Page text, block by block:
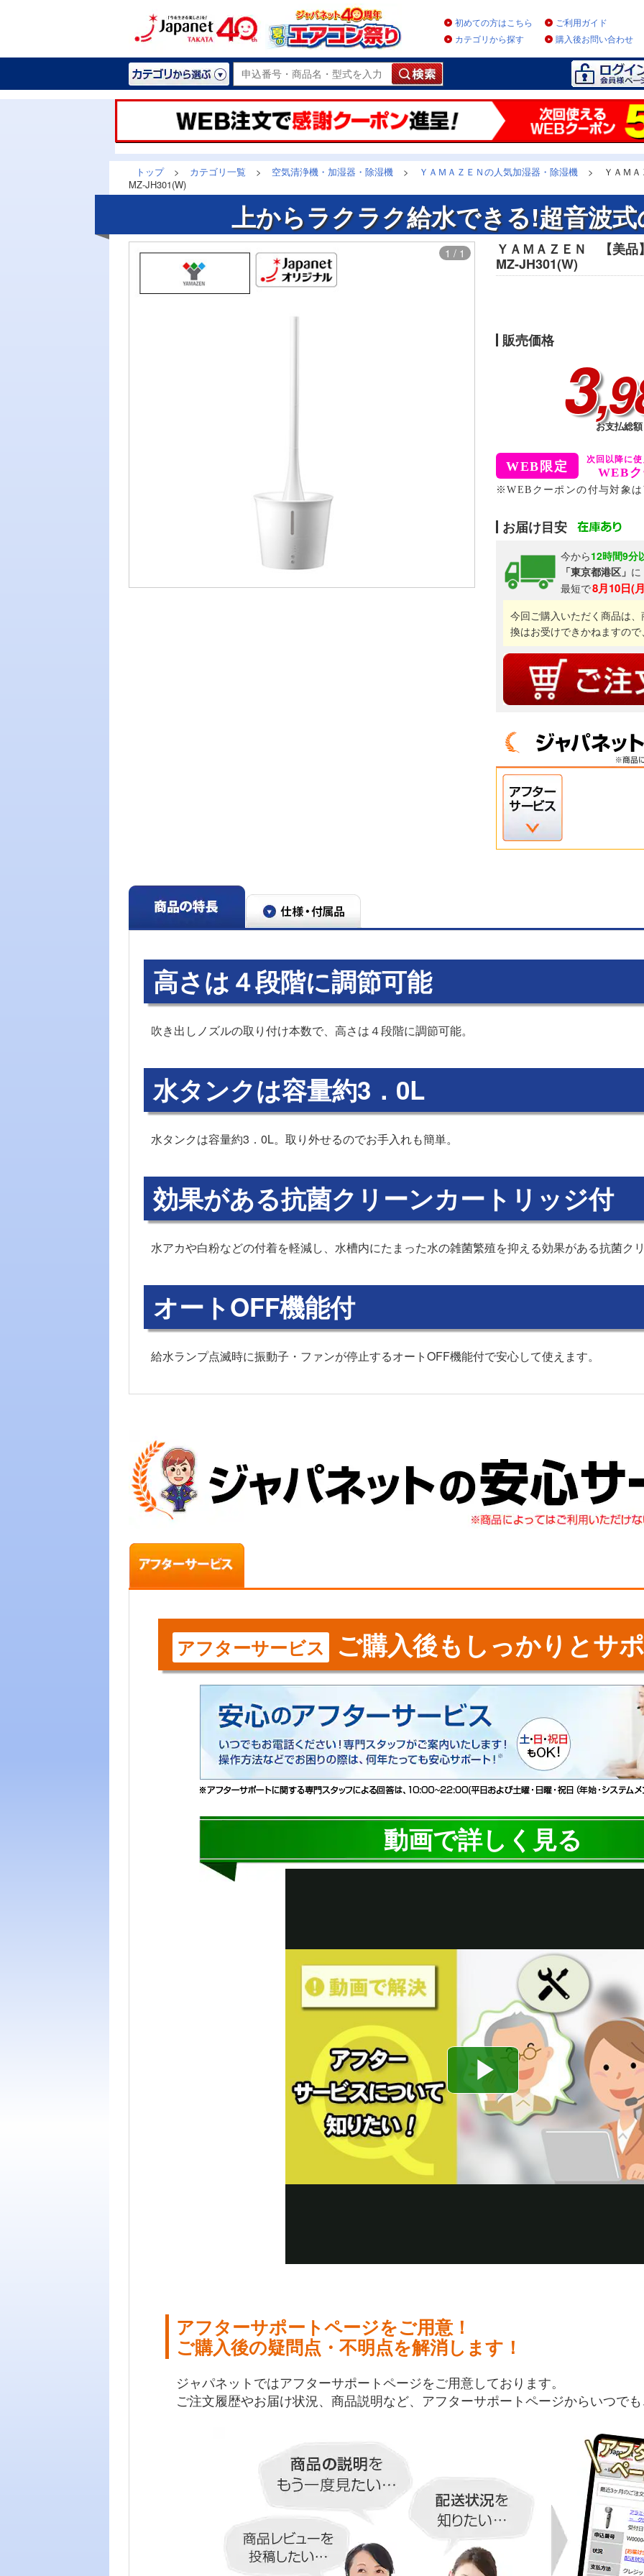
初めての方はこちら
ご利用ガイド
カテゴリから探す
購入後お問い合わせ
トップ > カテゴリ一覧 > 空気清浄機・加湿器・除湿機 > ＹＡＭＡＺＥＮの人気加湿器・除湿機 >
ＹＡＭ
MZ-JH301(W)
上からラクラク給水できる!超音波
1 / 1
ＹＡＭＡＺＥＮ 【美
MZ-JH301(W)
販売価格
3お支払総
WEB
※WEBクーポンの付与対象
お届け目安
今から12時間9分
「東京都港区」 に
最短で8月10日(
今回ご購入いただく商品は
換はお受けできかねますの
高さは４段階に調節可能
吹き出しノズルの取り付け本数で、高さは４段階に調節可能。
水タンクは容量約3．0L
水タンクは容量約3．0L。取り外せるのでお手入れも簡単。
効果がある抗菌クリーンカートリッジ付
水アカや白粉などの付着を軽減し、水槽内にたまった水の雑菌繁殖を抑える効果がある抗菌ク
オートOFF機能付
給水ランプ点滅時に振動子・ファンが停止するオートOFF機能付で安心して使えます。
アフターサービス ご購入後もしっかりとサ
動画で詳しく見る
アフターサポートページをご用意！
ご購入後の疑問点・不明点を解消します！
ジャパネットではアフターサポートページをご用意しております。
ご注文履歴やお届け状況、商品説明など、アフターサポートページからいつで